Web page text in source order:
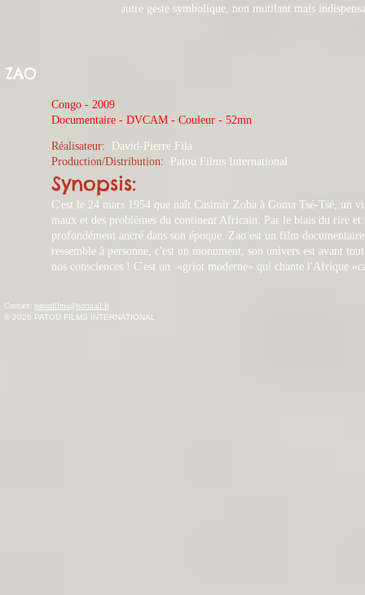
autre geste symbolique, non mutilant mais
ZAO
Synopsis:
C'est le 24 mars 1954 que naît Casimir Zoba à Goma Tsé-Tsé, un
maux et des problèmes du continent Africain. Par le biais du rire
profondément ancré dans son époque. Zao est un film
ressemble à personne, c'est un monument, son univers est avant
nos consciences ! C'est un «griot moderne» qui chante l'Afrique
Congo - 2009
​Documentaire - DVCAM - Couleur - 52mn
Réalisateur: David-Pierre Fila
Production/Distribution: Patou Films International
Contact: patoufilms@hotmail.fr
© 2026 PATOU FILMS INTERNATIONAL